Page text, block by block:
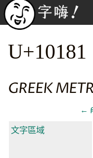
U+10181
GREEK
←
文字區域